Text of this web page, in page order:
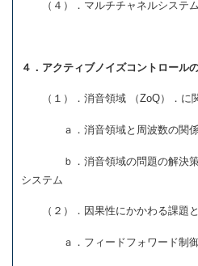
（４）．マルチチャネルシステム
４．アクティブノイズコントロール
（１）．消音領域 （ZoQ）．に
ａ．消音領域と周波数の関
ｂ．消音領域の問題の解決策
システム
（２）．因果性にかかわる課題
ａ．フィードフォワード制御